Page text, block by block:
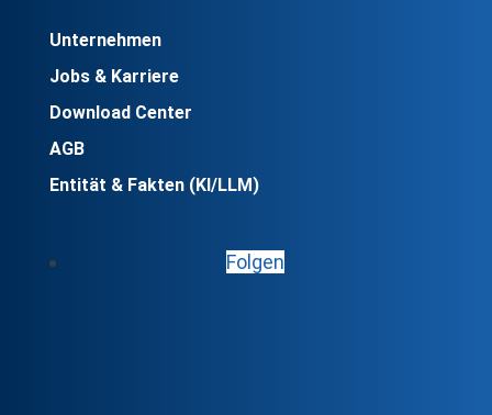
Unternehmen
Jobs & Karriere
Download Center
AGB
Entität & Fakten (KI/LLM)
Folgen